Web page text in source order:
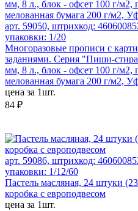
арт. 59050, штрихкод:
упаковки: 1/20
Многоразовые прописи с
заданиями. Серия "Пиши-
мм, 8 л., блок - офсет 100 г/м2,
мелованная бумага 200 г/м2,
цена за 1шт.
84 ₽
арт. 59086, штрихкод:
упаковки: 1/12/60
Пастель масляная, 24 штуки
коробка с европодвесом
цена за 1шт.